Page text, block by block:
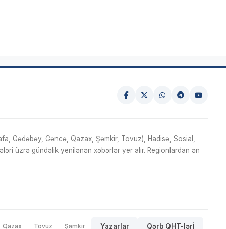
Gədəbəy, Gəncə, Qazax, Şəmkir, Tovuz), Hadisə, Sosial,
üzrə gündəlik yenilənən xəbərlər yer alır. Regionlardan ən
Qazax Tovuz Şəmkir Yazarlar Qərb QHT-lərİ